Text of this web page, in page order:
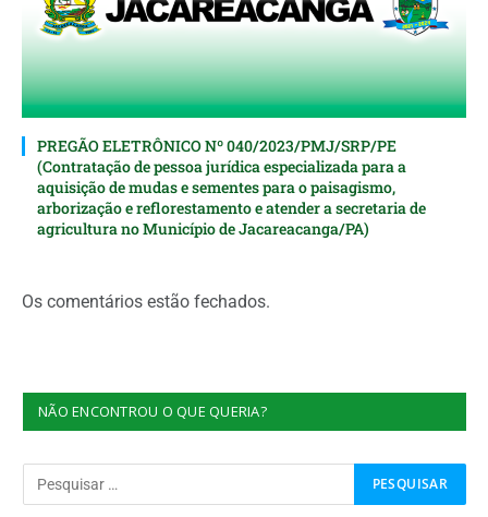
PREGÃO ELETRÔNICO Nº 040/2023/PMJ/SRP/PE
(Contratação de pessoa jurídica especializada para a
aquisição de mudas e sementes para o paisagismo,
arborização e reflorestamento e atender a secretaria de
agricultura no Município de Jacareacanga/PA)
Os comentários estão fechados.
NÃO ENCONTROU O QUE QUERIA?